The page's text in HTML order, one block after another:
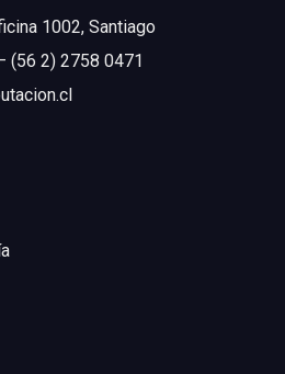
1002, Santiago
(56 2) 2758 0471